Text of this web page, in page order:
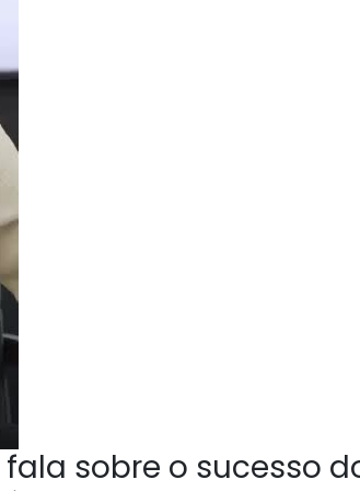
fala sobre o sucesso